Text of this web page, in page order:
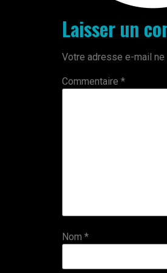
Laisser un
Votre adresse e-mail
Commentaire *
Nom *